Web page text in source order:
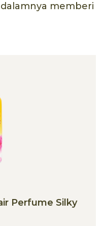
memberi
Perfume Silky